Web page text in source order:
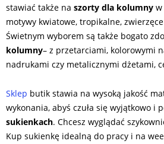
stawiać także na szorty dla kolumny w
motywy kwiatowe, tropikalne,
Świetnym wyborem są także bogato
kolumny– z przetarciami, kolorowymi
nadrukami czy metalicznymi dżetami,
Sklep butik stawia na wysoką jakość
wykonania, abyś czuła się wyjątkowo i
sukienkach. Chcesz wyglądać
Kup sukienkę idealną do pracy i na